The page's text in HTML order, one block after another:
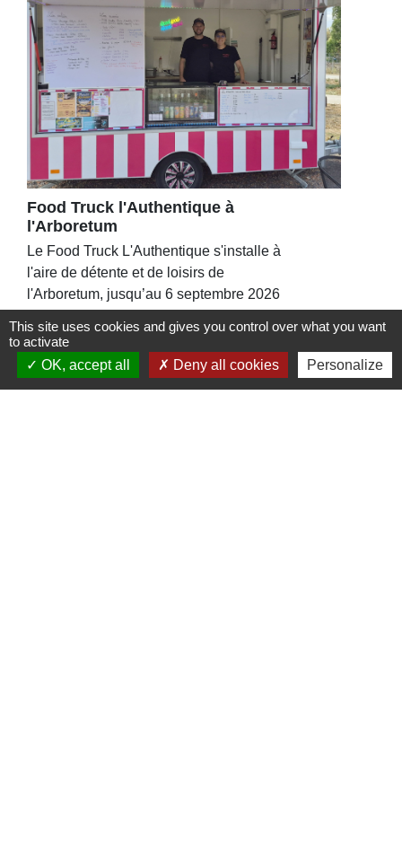
Food Truck l'Authentique à
l'Arboretum
Le Food Truck L'Authentique s'installe à
l'aire de détente et de loisirs de
l'Arboretum, jusqu’au 6 septembre 2026
This site uses cookies and gives you control over what you want
to activate
OK, accept all
Deny all cookies Personalize